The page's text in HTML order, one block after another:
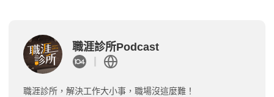
職涯診所Podcast
職涯診所，解決工作大小事，職場沒這麼難！